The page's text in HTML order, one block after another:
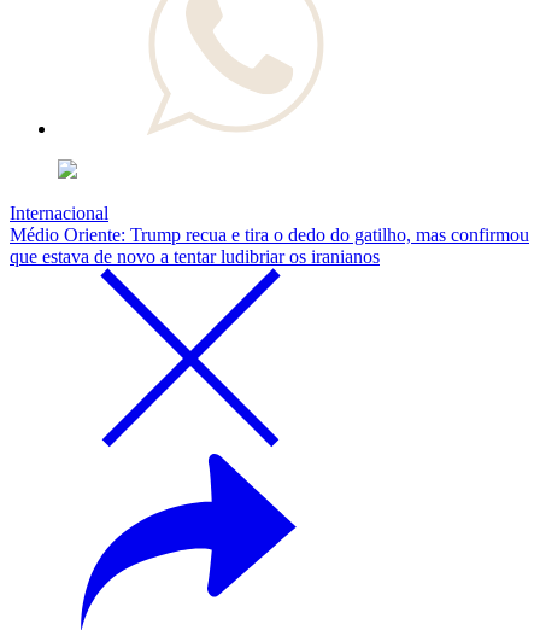
Internacional
Médio Oriente: Trump recua e tira o dedo do gatilho, mas confirmou
que estava de novo a tentar ludibriar os iranianos